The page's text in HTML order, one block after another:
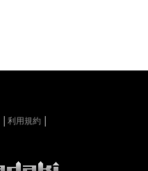
利用規約